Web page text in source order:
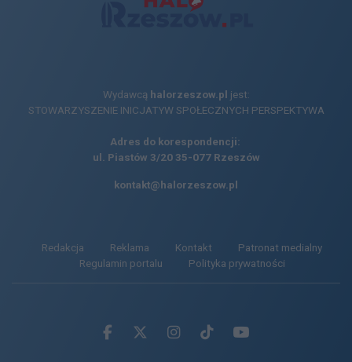
Wydawcą halorzeszow.pl jest:
STOWARZYSZENIE INICJATYW SPOŁECZNYCH PERSPEKTYWA
Adres do korespondencji:
ul. Piastów 3/20 35-077 Rzeszów
kontakt@halorzeszow.pl
Redakcja Reklama Kontakt
Patronat medialny
Regulamin portalu
Polityka prywatności
Facebook.com
X.comInstagram.com
Tiktok.comYoutube.com